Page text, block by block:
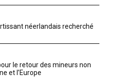
néerlandais recherché
le retour des mineurs non
et l’Europe